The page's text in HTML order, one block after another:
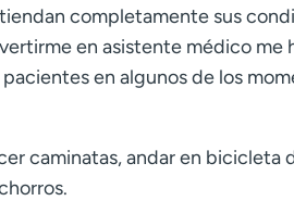
completamente sus
en asistente médico me
en algunos de los
caminatas, andar en bicicleta